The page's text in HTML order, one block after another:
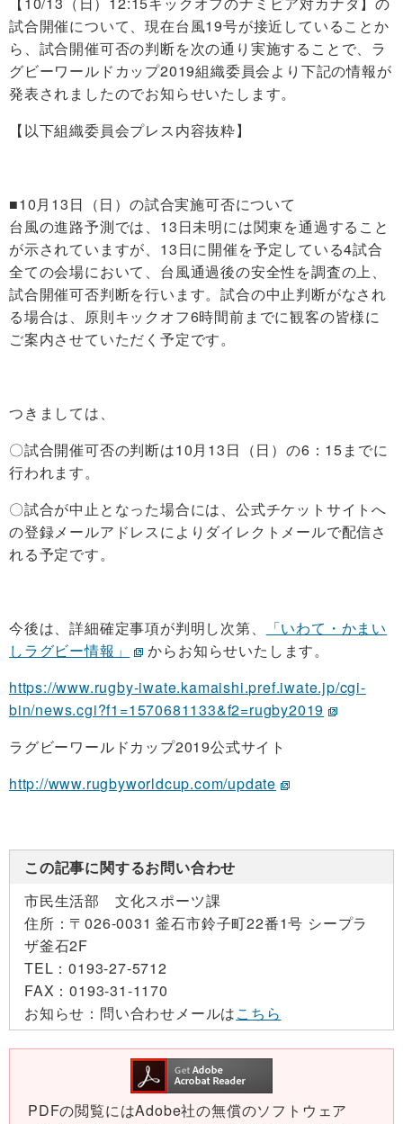
試合開催について、現在台風19号が接近していることか
ら、試合開催可否の判断を次の通り実施することで、 ラ
グビーワールドカップ2019組織委員会より下記の情報が
発表されましたのでお知らせいたします。
【以下組織委員会プレス内容抜粋】
■10月13日（日）の試合実施可否について
台風の進路予測では、13日未明には関東を通過すること
が示されていますが、13日に開催を予定している4試合
全ての会場において、台風通過後の安全性を調査の上、
試合開催可否判断を行います。試合の中止判断がなされ
る場合は、原則キックオフ6時間前までに観客の皆様に
ご案内させていただく予定です。
つきましては、
〇試合開催可否の判断は10月13日（日）の6：15までに
行われます。
〇試合が中止となった場合には、公式チケットサイトへ
の登録メールアドレスによりダイレクトメールで配信さ
れる予定です。
今後は、詳細確定事項が判明し次第、
「いわて・かまい
しラグビー情報」
からお知らせいたします。
https://www.rugby-iwate.kamaishi.pref.iwate.jp/cgi-
bin/news.cgi?f1=1570681133&f2=rugby2019
ラグビーワールドカップ2019公式サイト
http://www.rugbyworldcup.com/update
この記事に関するお問い合わせ
市民生活部 文化スポーツ課
住所： 〒026-0031 釜石市鈴子町22番1号 シープラ
ザ釜石2F
TEL：0193-27-5712
FAX：0193-31-1170
お知らせ： 問い合わせメールはこちら
PDFの閲覧にはAdobe社の無償のソフトウェア